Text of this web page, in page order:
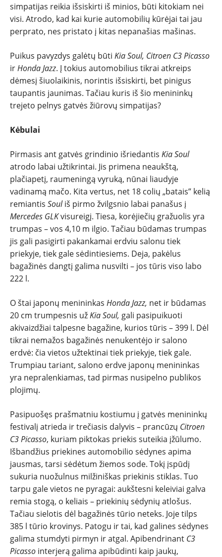
NAUJIENOS
NAUJI
NAUDOTI
REPORTAŽAI
SPORTAS
PATARIMAI
ĮVAIRENYBĖS
simpatijas reikia išsiskirti iš minios, būti kitokiam nei
visi. Atrodo, kad kai kurie automobilių kūrėjai tai jau
perprato, nes pristato į kitas nepanašias mašinas.
Puikus pavyzdys galėtų būti Kia Soul, Citroen C3 Picasso
irHonda Jazz. Į tokius automobilius tikrai atkreips
dėmesį šiuolaikinis, norintis išsiskirti, bet pinigus
taupantis jaunimas. Tačiau kuris iš šio menininkų
trejeto pelnys gatvės žiūrovų simpatijas?
Kėbulai
Pirmasis ant gatvės grindinio išriedantis Kia Soul
atrodo labai užtikrintai. Jis primena neaukštą,
plačiapetį, raumeningą vyruką, nūnai liaudyje
vadinamą mačo. Kita vertus, net 18 colių „batais” kelią
remiantis Souliš pirmo žvilgsnio labai panašus į
Mercedes GLKvisureigį. Tiesa, korėjiečių gražuolis yra
trumpas – vos 4,10 m ilgio. Tačiau būdamas trumpas
jis gali pasigirti pakankamai erdviu salonu tiek
priekyje, tiek gale sėdintiesiems. Deja, pakėlus
bagažinės dangtį galima nusvilti – jos tūris viso labo
222 l.
O štai japonų menininkas Honda Jazz, net ir būdamas
20 cm trumpesnis užKia Soul, gali pasipuikuoti
akivaizdžiai talpesne bagažine, kurios tūris – 399 l. Dėl
tikrai nemažos bagažinės nenukentėjo ir salono
erdvė: čia vietos užtektinai tiek priekyje, tiek gale.
Trumpiau tariant, salono erdve japonų menininkas
yra nepralenkiamas, tad pirmas nusipelno publikos
plojimų.
Pasipuošęs prašmatniu kostiumu į gatvės menininkų
festivalį atrieda ir trečiasis dalyvis – prancūzų Citroen
C3 Picasso, kuriam piktokas priekis suteikia įžūlumo.
Išbandžius priekines automobilio sėdynes apima
jausmas, tarsi sėdėtum žiemos sode. Tokį įspūdį
sukuria nuožulnus milžiniškas priekinis stiklas. Tuo
tarpu gale vietos ne pyragai: aukštesni keleiviai galva
remia stogą, o keliais – priekinių sėdynių atlošus.
Tačiau sielotis dėl bagažinės tūrio neteks. Joje tilps
385 l tūrio krovinys. Patogu ir tai, kad galines sėdynes
galima stumdyti pirmyn ir atgal. Apibendrinant C3
Picasso interjerą galima apibūdinti kaip jaukų,